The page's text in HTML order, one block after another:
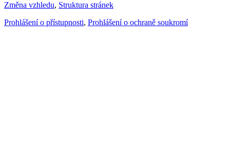
Změna vzhledu, Struktura stránek
Prohlášení o přístupnosti, Prohlášení o ochraně soukromí